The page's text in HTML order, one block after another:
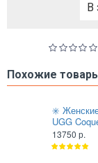
В
Похожие
✳️
UGG
13750 р.